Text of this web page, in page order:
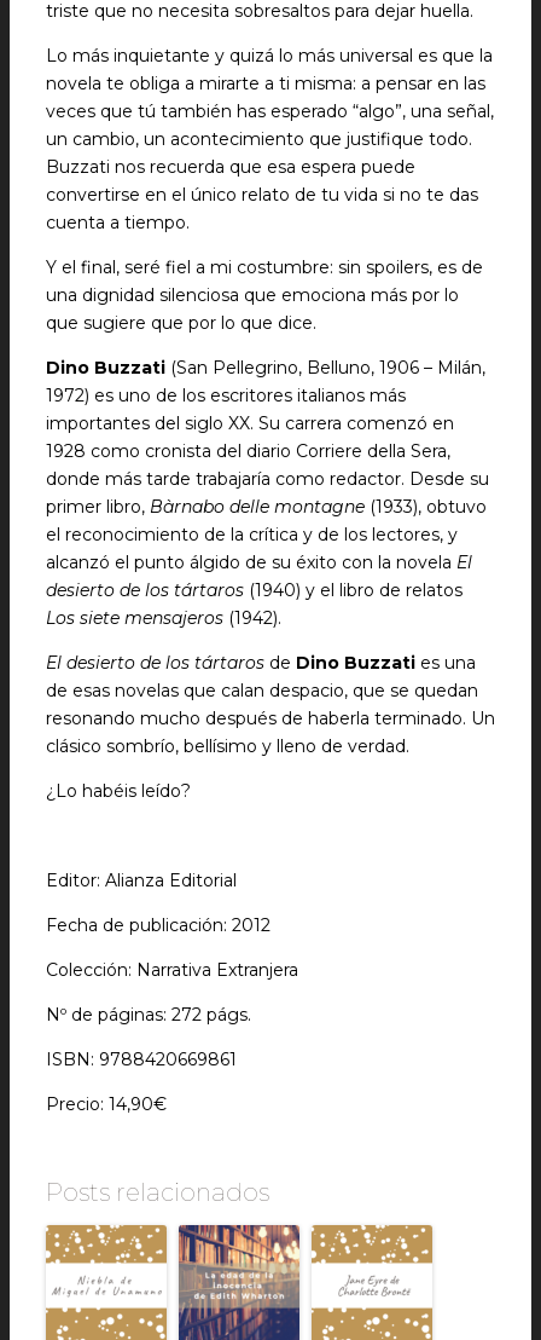
triste que no necesita sobresaltos para dejar huella.
Lo más inquietante y quizá lo más universal es que la
novela te obliga a mirarte a ti misma: a pensar en las
veces que tú también has esperado “algo”, una señal,
un cambio, un acontecimiento que justifique todo.
Buzzati nos recuerda que esa espera puede
convertirse en el único relato de tu vida si no te das
cuenta a tiempo.
Y el final, seré fiel a mi costumbre: sin spoilers, es de
una dignidad silenciosa que emociona más por lo
que sugiere que por lo que dice.
Dino Buzzati (San Pellegrino, Belluno, 1906 – Milán,
1972) es uno de los escritores italianos más
importantes del siglo XX. Su carrera comenzó en
1928 como cronista del diario Corriere della Sera,
donde más tarde trabajaría como redactor. Desde su
primer libro, Bàrnabo delle montagne (1933), obtuvo
el reconocimiento de la crítica y de los lectores, y
alcanzó el punto álgido de su éxito con la novela El
desierto de los tártaros (1940) y el libro de relatos
Los siete mensajeros (1942).
El desierto de los tártaros de Dino Buzzati es una
de esas novelas que calan despacio, que se quedan
resonando mucho después de haberla terminado. Un
clásico sombrío, bellísimo y lleno de verdad.
¿Lo habéis leído?
Editor: Alianza Editorial
Fecha de publicación: 2012
Colección: Narrativa Extranjera
Nº de páginas: 272 págs.
ISBN: 9788420669861
Precio: 14,90€
Posts relacionados